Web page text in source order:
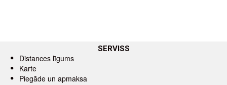
SERVISS
Distances līgums
Karte
Piegāde un apmaksa